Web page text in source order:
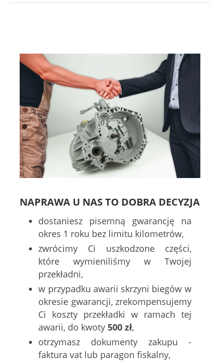
NAPRAWA U NAS TO DOBRA DECYZJA
dostaniesz pisemną gwarancję na
okres 1 roku bez limitu kilometrów,
zwrócimy Ci uszkodzone części,
które wymieniliśmy w Twojej
przekładni,
w przypadku awarii skrzyni biegów w
okresie gwarancji, zrekompensujemy
Ci koszty przekładki w ramach tej
awarii, do kwoty500 zł,
otrzymasz dokumenty zakupu -
faktura vat lub paragon fiskalny,